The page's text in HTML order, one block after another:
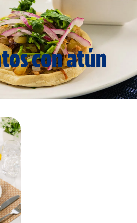
con atún